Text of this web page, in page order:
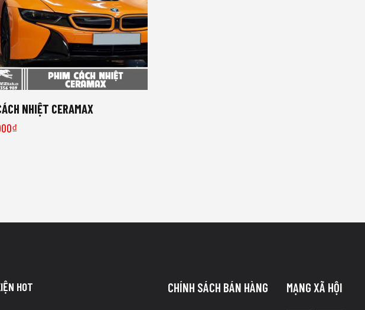
NHIỆT CERAMAX
₫
HOT CHÍNH SÁCH BÁN HÀNG MẠNG XÃ HỘI